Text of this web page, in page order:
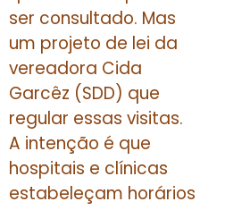
ser consultado. Mas
um projeto de lei da
vereadora Cida
Garcêz (SDD) que
regular essas visitas.
A intenção é que
hospitais e clínicas
estabeleçam horários